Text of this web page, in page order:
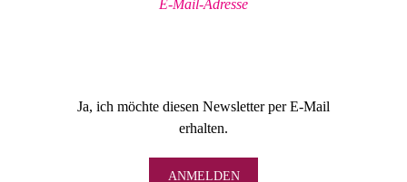
Ja, ich möchte diesen Newsletter per E-Mail
erhalten.